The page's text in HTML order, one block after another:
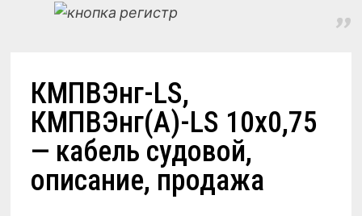
КМПВЭнг-LS,
КМПВЭнг(А)-LS 10х0,75
— кабель судовой,
описание, продажа